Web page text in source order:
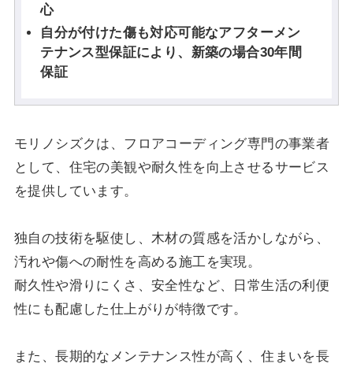
心
自分が付けた傷も対応可能なアフターメン
テナンス型保証により、新築の場合30年間
保証
モリノシズクは、フロアコーディング専門の事業者
として、住宅の美観や耐久性を向上させるサービス
を提供しています。
独自の技術を駆使し、木材の質感を活かしながら、
汚れや傷への耐性を高める施工を実現。
耐久性や滑りにくさ、安全性など、日常生活の利便
性にも配慮した仕上がりが特徴です。
また、長期的なメンテナンス性が高く、住まいを長